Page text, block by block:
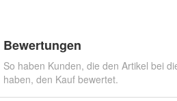
Bewertungen
So haben Kunden, die den Artikel bei
haben, den Kauf bewertet.